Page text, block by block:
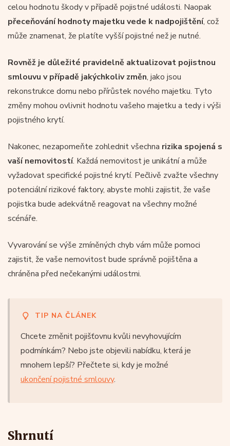
celou hodnotu škody v případě pojistné události. Naopak
přeceňování hodnoty majetku vede k nadpojištění, což
může znamenat, že platíte vyšší pojistné než je nutné.
Rovněž je důležité pravidelně aktualizovat pojistnou
smlouvu v případě jakýchkoliv změn, jako jsou
rekonstrukce domu nebo přírůstek nového majetku. Tyto
změny mohou ovlivnit hodnotu vašeho majetku a tedy i výši
pojistného krytí.
Nakonec, nezapomeňte zohlednit všechna rizika spojená s
vaší nemovitostí. Každá nemovitost je unikátní a může
vyžadovat specifické pojistné krytí. Pečlivě zvažte všechny
potenciální rizikové faktory, abyste mohli zajistit, že vaše
pojistka bude adekvátně reagovat na všechny možné
scénáře.
Vyvarování se výše zmíněných chyb vám může pomoci
zajistit, že vaše nemovitost bude správně pojištěna a
chráněna před nečekanými událostmi.
TIP NA ČLÁNEK
Chcete změnit pojišťovnu kvůli nevyhovujícím
podmínkám? Nebo jste objevili nabídku, která je
mnohem lepší? Přečtete si, kdy je možné
ukončení pojistné smlouvy.
Shrnutí